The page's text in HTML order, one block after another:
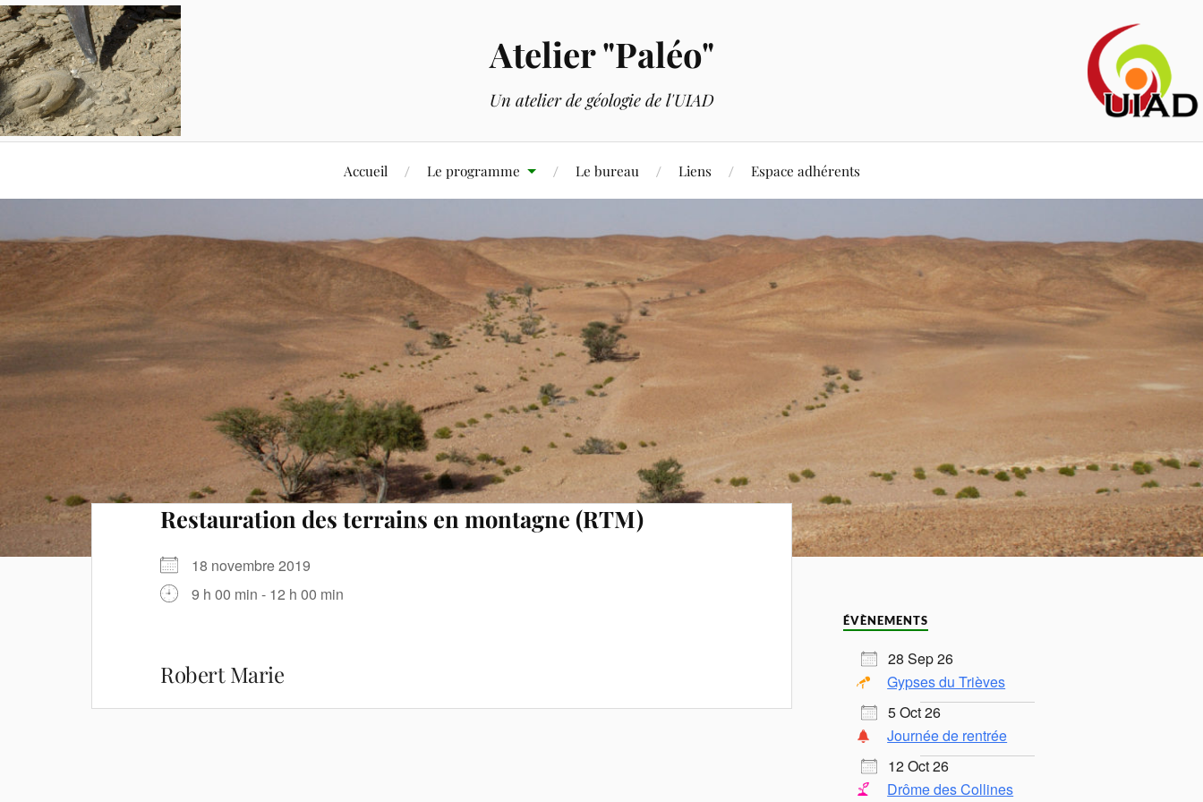
Atelier "Paléo"
Un atelier de géologie de l'UIAD
Accueil Le programme Le bureau Liens Espace adhérents
Restauration des terrains en montagne (RTM)
18 novembre 2019
9 h 00 min - 12 h 00 min
Robert Marie
ÉVÈNEMENTS
28 Sep 26
Gypses du Trièves
5 Oct 26
Journée de rentrée
12 Oct 26
Drôme des Collines